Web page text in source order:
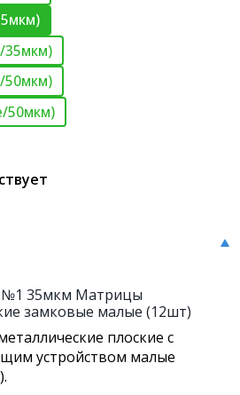
35мкм)
50мкм)
50мкм)
№1 35мкм Матрицы
замковые малые (12шт)
плоские с
устройством малые